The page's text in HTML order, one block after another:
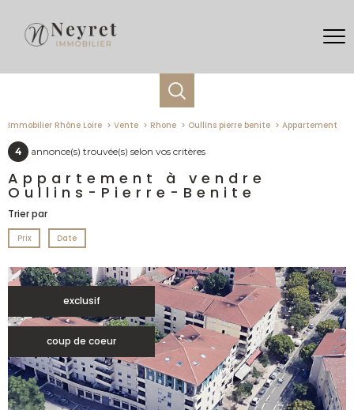
Immobilier Rhône Loire Vente Rhone Oullins pierre benite Appartement
4 annonce(s) trouvée(s) selon vos critères
Appartement à vendre
Oullins-Pierre-Benite
Trier par
Prix Date
exclusif
coup de coeur